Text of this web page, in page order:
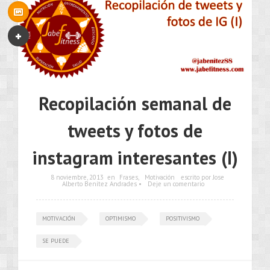
Recopilación semanal de
tweets y fotos de
instagram interesantes (I)
8 noviembre, 2013 en Frases, Motivación escrito por Jose
Alberto Benítez Andrades • Deje un comentario
MOTIVACIÓN OPTIMISMO POSITIVISMO
SE PUEDE